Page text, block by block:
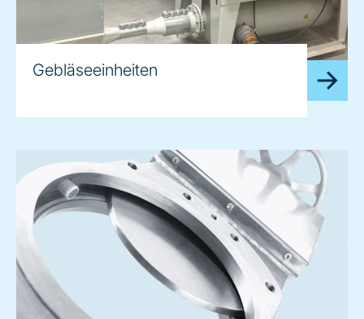
Gebläseeinheiten